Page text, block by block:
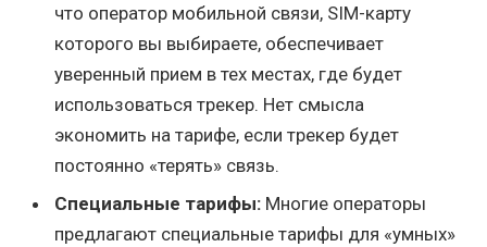
что оператор мобильной связи, SIM-карту
которого вы выбираете, обеспечивает
уверенный прием в тех местах, где будет
использоваться трекер. Нет смысла
экономить на тарифе, если трекер будет
постоянно «терять» связь.
Специальные тарифы: Многие операторы
предлагают специальные тарифы для «умных»